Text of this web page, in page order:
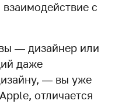
с
— дизайнер или
даже
— вы уже
отличается